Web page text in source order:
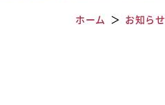
ホーム お知らせ